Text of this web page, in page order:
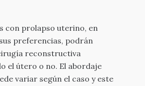
con prolapso uterino, en
preferencias, podrán
reconstructiva
el útero o no. El abordaje
variar según el caso y este